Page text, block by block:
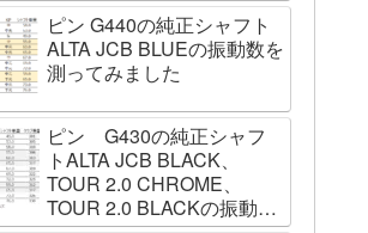
ピン G440の純正シャフト
ALTA JCB BLUEの振動数を
測ってみました
ピン G430の純正シャフ
トALTA JCB BLACK、
TOUR 2.0 CHROME、
TOUR 2.0 BLACKの振動数